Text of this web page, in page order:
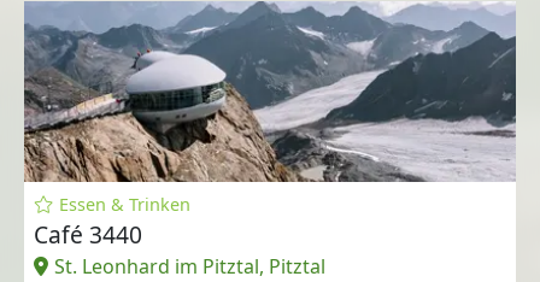
Essen & Trinken
Café 3440
St. Leonhard im Pitztal, Pitztal